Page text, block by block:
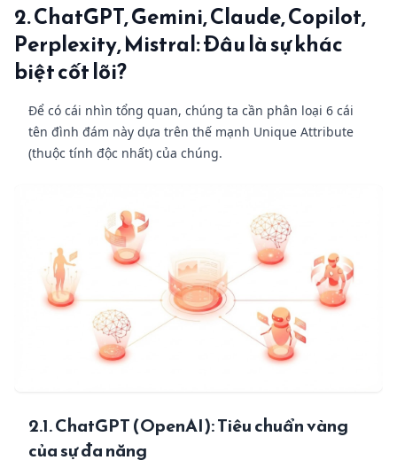
2. ChatGPT, Gemini, Claude, Copilot,
Perplexity, Mistral: Đâu là sự khác
biệt cốt lõi?
Để có cái nhìn tổng quan, chúng ta cần phân loại 6 cái
tên đình đám này dựa trên thế mạnh Unique Attribute
(thuộc tính độc nhất) của chúng.
2.1. ChatGPT (OpenAI): Tiêu chuẩn vàng
của sự đa năng